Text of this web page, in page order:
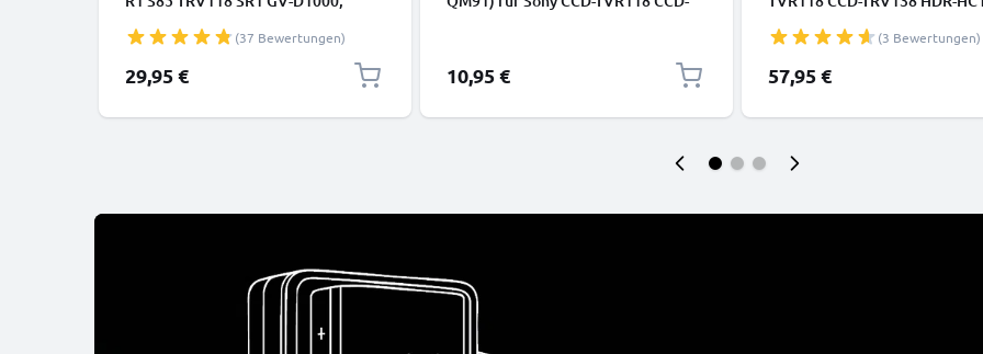
FM50 Ersatzakku 1600mAh + Dual
Ladegerät Ladekabel, Batterie
(37 Bewertungen)
29,95 €
TRV460 + 1m USB Kabel von
CELLONIC
10,95 €
FM50 NP-FM30 Ersatzakku
+ Dual Ladegerät DCC-L50B AC-
VQ50 Ladekabel, Batterie
(3 Bewertungen)
57,95 €